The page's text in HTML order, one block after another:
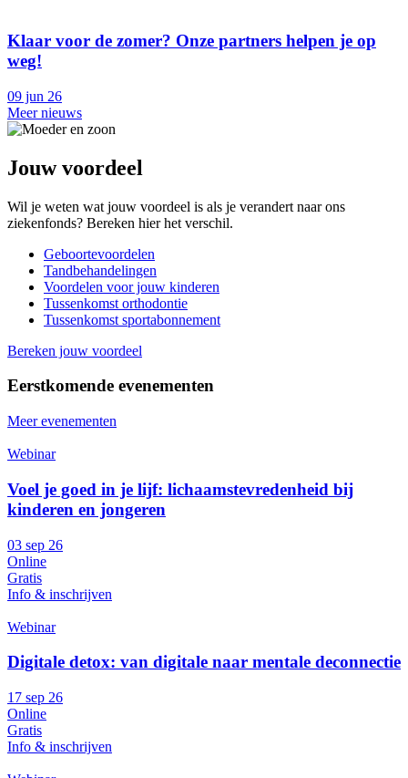
Klaar voor de zomer? Onze partners helpen je op
weg!
09 jun 26
Meer nieuws
Jouw voordeel
Wil je weten wat jouw voordeel is als je verandert naar ons
ziekenfonds? Bereken hier het verschil.
Geboortevoordelen
Tandbehandelingen
Voordelen voor jouw kinderen
Tussenkomst orthodontie
Tussenkomst sportabonnement
Bereken jouw voordeel
Eerstkomende evenementen
Meer evenementen
Webinar
Voel je goed in je lijf: lichaamstevredenheid bij
kinderen en jongeren
03 sep 26
Online
Gratis
Info & inschrijven
Webinar
Digitale detox: van digitale naar mentale deconnectie
17 sep 26
Online
Gratis
Info & inschrijven